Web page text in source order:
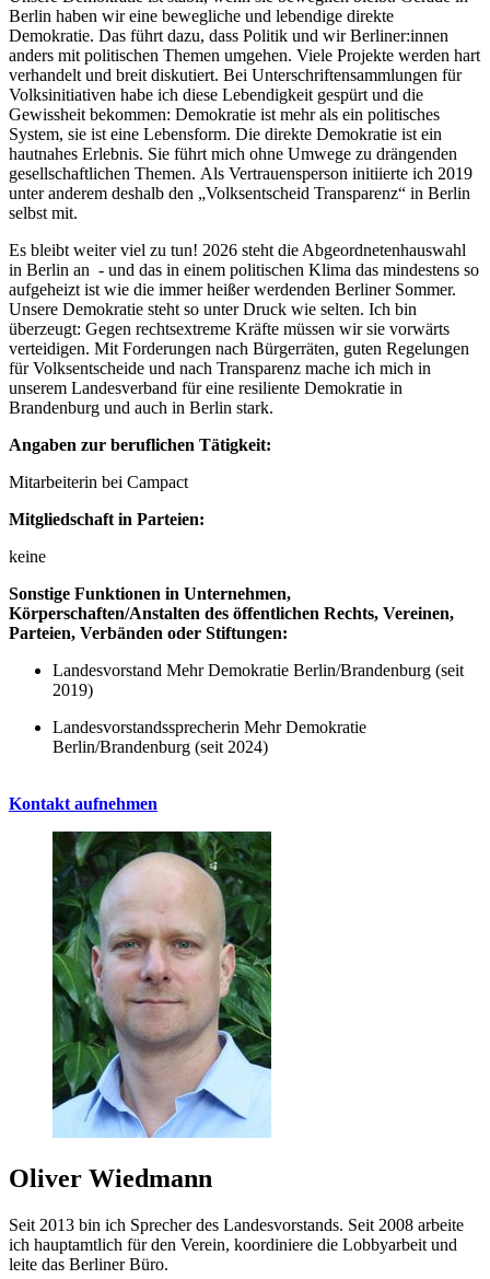
Berlin haben wir eine bewegliche und lebendige direkte
Demokratie. Das führt dazu, dass Politik und wir Berliner:innen
anders mit politischen Themen umgehen. Viele Projekte werden hart
verhandelt und breit diskutiert. Bei Unterschriftensammlungen für
Volksinitiativen habe ich diese Lebendigkeit gespürt und die
Gewissheit bekommen: Demokratie ist mehr als ein politisches
System, sie ist eine Lebensform. Die direkte Demokratie ist ein
hautnahes Erlebnis. Sie führt mich ohne Umwege zu drängenden
gesellschaftlichen Themen. Als Vertrauensperson initiierte ich 2019
unter anderem deshalb den „Volksentscheid Transparenz“ in Berlin
selbst mit.
Es bleibt weiter viel zu tun! 2026 steht die Abgeordnetenhauswahl
in Berlin an - und das in einem politischen Klima das mindestens so
aufgeheizt ist wie die immer heißer werdenden Berliner Sommer.
Unsere Demokratie steht so unter Druck wie selten. Ich bin
überzeugt: Gegen rechtsextreme Kräfte müssen wir sie vorwärts
verteidigen. Mit Forderungen nach Bürgerräten, guten Regelungen
für Volksentscheide und nach Transparenz mache ich mich in
unserem Landesverband für eine resiliente Demokratie in
Brandenburg und auch in Berlin stark.
Angaben zur beruflichen Tätigkeit:
Mitarbeiterin bei Campact
Mitgliedschaft in Parteien:
keine
Sonstige Funktionen in Unternehmen,
Körperschaften/Anstalten des öffentlichen Rechts, Vereinen,
Parteien, Verbänden oder Stiftungen:
Landesvorstand Mehr Demokratie Berlin/Brandenburg (seit
2019)
Landesvorstandssprecherin Mehr Demokratie
Berlin/Brandenburg (seit 2024)
Kontakt aufnehmen
Oliver Wiedmann
Seit 2013 bin ich Sprecher des Landesvorstands. Seit 2008 arbeite
ich hauptamtlich für den Verein, koordiniere die Lobbyarbeit und
leite das Berliner Büro.